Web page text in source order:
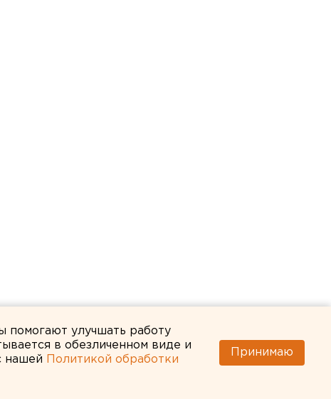
помогают улучшать работу
в обезличенном виде и
нашей
Политикой обработки
Принимаю